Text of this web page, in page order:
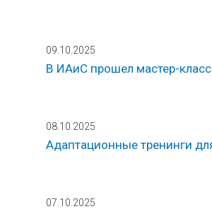
09.10.2025
В ИАиС прошел мастер-
08.10.2025
Адаптационные тренинги
07.10.2025